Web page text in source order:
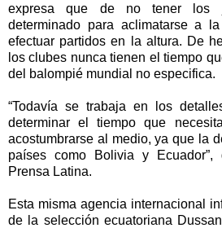
expresa que de no tener los
determinado para aclimatarse a
efectuar partidos en la altura. De
los clubes nunca tienen el tiempo
del balompié mundial no especifica.
“Todavía se trabaja en los
determinar el tiempo que
acostumbrarse al medio, ya que la
países como Bolivia y Ecuador”,
Prensa Latina.
Esta misma agencia internacional
de la selección ecuatoriana